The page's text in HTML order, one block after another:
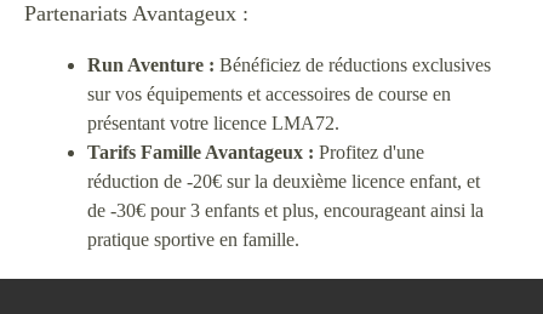
Partenariats Avantageux :
Run Aventure : Bénéficiez de réductions exclusives
sur vos équipements et accessoires de course en
présentant votre licence LMA72.
Tarifs Famille Avantageux : Profitez d'une
réduction de -20€ sur la deuxième licence enfant, et
de -30€ pour 3 enfants et plus, encourageant ainsi la
pratique sportive en famille.